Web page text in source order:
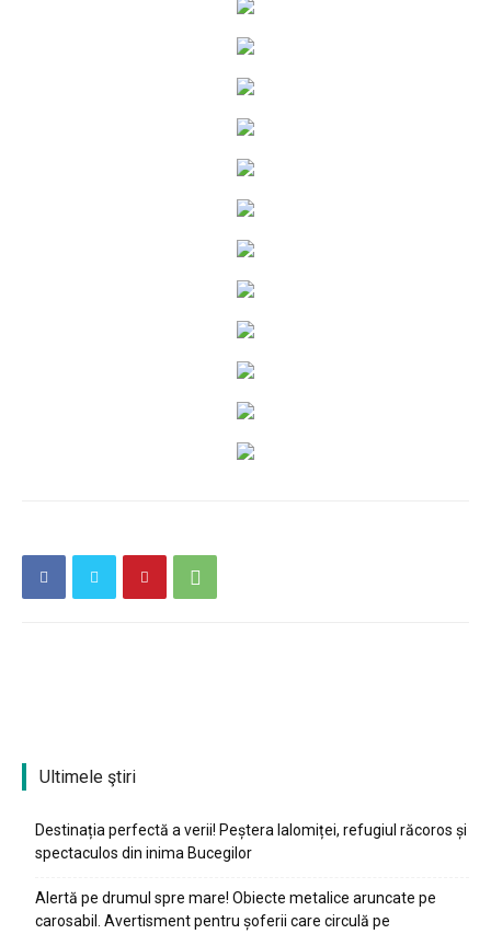
Ultimele ştiri
Destinația perfectă a verii! Peștera Ialomiței, refugiul răcoros și
spectaculos din inima Bucegilor
Alertă pe drumul spre mare! Obiecte metalice aruncate pe
carosabil. Avertisment pentru șoferii care circulă pe